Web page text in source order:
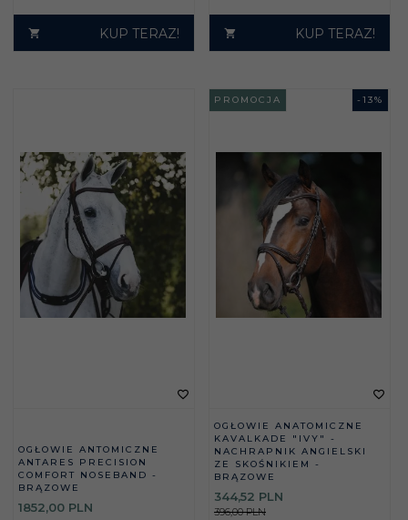
KUP TERAZ! KUP TERAZ!
OGŁOWIE ANTOMICZNE
ANTARES PRECISION
COMFORT NOSEBAND -
BRĄZOWE
1852,00 PLN
- 13%
PROMOCJA
OGŁOWIE ANATOMICZNE
KAVALKADE "IVY" -
NACHRAPNIK ANGIELSKI
ZE SKOŚNIKIEM -
BRĄZOWE
344,52 PLN
396,00 PLN